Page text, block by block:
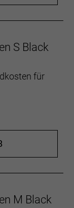
Platz für
gut aussehen
enthalten
S Black
für
M Black